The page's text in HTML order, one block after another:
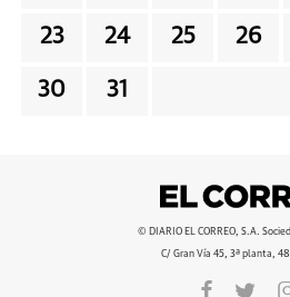
23 24 25 26
30 31
© DIARIO EL CORREO, S.A.
C/ Gran Vía 45, 3ª planta,